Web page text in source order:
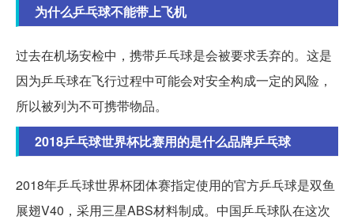
为什么乒乓球不能带上飞机
过去在机场安检中，携带乒乓球是会被要求丢弃的。这是
因为乒乓球在飞行过程中可能会对安全构成一定的风险，
所以被列为不可携带物品。
2018乒乓球世界杯比赛用的是什么品牌乒乓球
2018年乒乓球世界杯团体赛指定使用的官方乒乓球是双鱼
展翅V40，采用三星ABS材料制成。中国乒乓球队在这次